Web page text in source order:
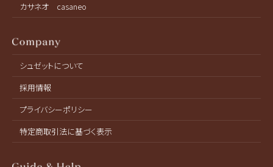
カサネオ casaneo
シュゼットについて
採用情報
プライバシーポリシー
特定商取引法に基づく表示